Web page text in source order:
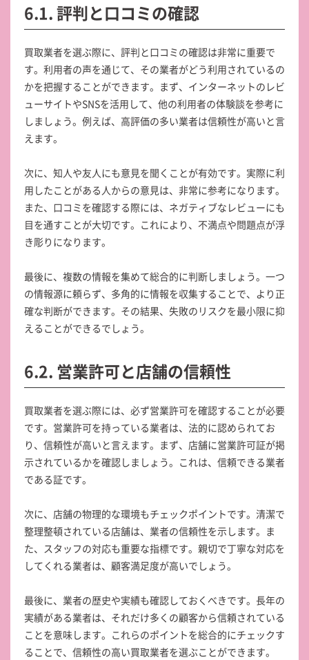
6.1. 評判と口コミの確認
買取業者を選ぶ際に、評判と口コミの確認は非常に重要で
す。利用者の声を通じて、その業者がどう利用されているの
かを把握することができます。まず、インターネットのレビ
ューサイトやSNSを活用して、他の利用者の体験談を参考に
しましょう。例えば、高評価の多い業者は信頼性が高いと言
えます。
次に、知人や友人にも意見を聞くことが有効です。実際に利
用したことがある人からの意見は、非常に参考になります。
また、口コミを確認する際には、ネガティブなレビューにも
目を通すことが大切です。これにより、不満点や問題点が浮
き彫りになります。
最後に、複数の情報を集めて総合的に判断しましょう。一つ
の情報源に頼らず、多角的に情報を収集することで、より正
確な判断ができます。その結果、失敗のリスクを最小限に抑
えることができるでしょう。
6.2. 営業許可と店舗の信頼性
買取業者を選ぶ際には、必ず営業許可を確認することが必要
です。営業許可を持っている業者は、法的に認められてお
り、信頼性が高いと言えます。まず、店舗に営業許可証が掲
示されているかを確認しましょう。これは、信頼できる業者
である証です。
次に、店舗の物理的な環境もチェックポイントです。清潔で
整理整頓されている店舗は、業者の信頼性を示します。ま
た、スタッフの対応も重要な指標です。親切で丁寧な対応を
してくれる業者は、顧客満足度が高いでしょう。
最後に、業者の歴史や実績も確認しておくべきです。長年の
実績がある業者は、それだけ多くの顧客から信頼されている
ことを意味します。これらのポイントを総合的にチェックす
ることで、信頼性の高い買取業者を選ぶことができます。